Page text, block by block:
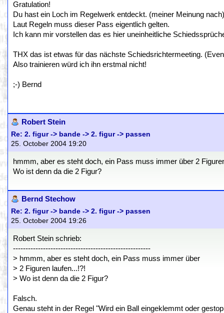
Gratulation!
Du hast ein Loch im Regelwerk entdeckt. (meiner Meinung nach)
Laut Regeln muss dieser Pass eigentlich gelten.
Ich kann mir vorstellen das es hier uneinheitliche
THX das ist etwas für das nächste Schiedsrichtermeeting.
Also trainieren würd ich ihn erstmal nicht!
;-) Bernd
Robert Stein
Re: 2. figur -> bande -> 2. figur -> passen
25. October 2004 19:20
hmmm, aber es steht doch, ein Pass muss immer über 2
Wo ist denn da die 2 Figur?
Bernd Stechow
Re: 2. figur -> bande -> 2. figur -> passen
25. October 2004 19:26
Robert Stein schrieb:
-------------------------------------------------------
> hmmm, aber es steht doch, ein Pass muss immer über
> 2 Figuren laufen...!?!
> Wo ist denn da die 2 Figur?
Falsch.
Genau steht in der Regel "Wird ein Ball eingeklemmt oder